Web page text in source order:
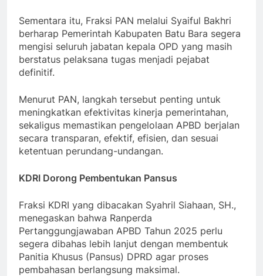
Sementara itu, Fraksi PAN melalui Syaiful Bakhri
berharap Pemerintah Kabupaten Batu Bara segera
mengisi seluruh jabatan kepala OPD yang masih
berstatus pelaksana tugas menjadi pejabat
definitif.
Menurut PAN, langkah tersebut penting untuk
meningkatkan efektivitas kinerja pemerintahan,
sekaligus memastikan pengelolaan APBD berjalan
secara transparan, efektif, efisien, dan sesuai
ketentuan perundang-undangan.
KDRI Dorong Pembentukan Pansus
Fraksi KDRI yang dibacakan Syahril Siahaan, SH.,
menegaskan bahwa Ranperda
Pertanggungjawaban APBD Tahun 2025 perlu
segera dibahas lebih lanjut dengan membentuk
Panitia Khusus (Pansus) DPRD agar proses
pembahasan berlangsung maksimal.